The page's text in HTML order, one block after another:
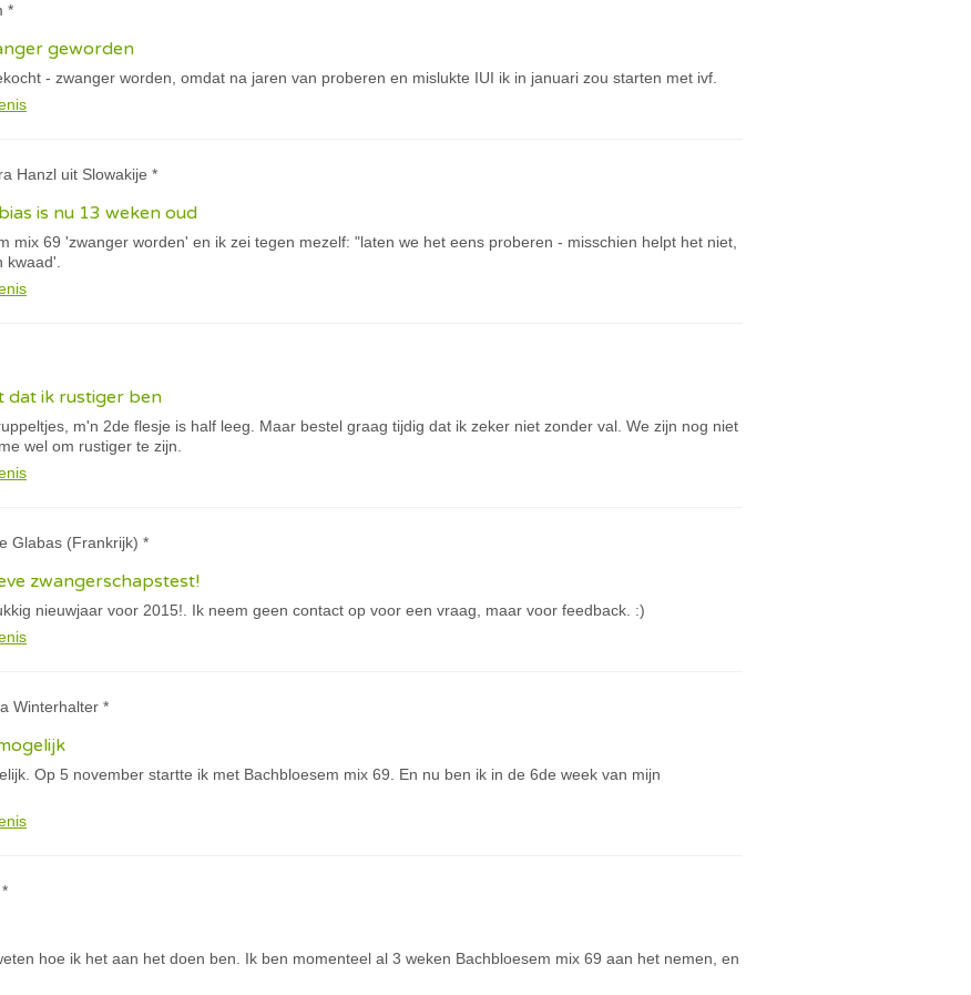
*
geworden
- zwanger worden, omdat na jaren van proberen en mislukte IUI ik in januari zou starten met ivf.
Hanzl uit Slowakije *
is nu 13 weken oud
mix 69 'zwanger worden' en ik zei tegen mezelf: "laten we het eens proberen - misschien helpt het niet,
dat ik rustiger ben
m'n 2de flesje is half leeg. Maar bestel graag tijdig dat ik zeker niet zonder val. We zijn nog niet
wel om rustiger te zijn.
Glabas (Frankrijk) *
zwangerschapstest!
nieuwjaar voor 2015!. Ik neem geen contact op voor een vraag, maar voor feedback. :)
Winterhalter *
Op 5 november startte ik met Bachbloesem mix 69. En nu ben ik in de 6de week van mijn
hoe ik het aan het doen ben. Ik ben momenteel al 3 weken Bachbloesem mix 69 aan het nemen, en